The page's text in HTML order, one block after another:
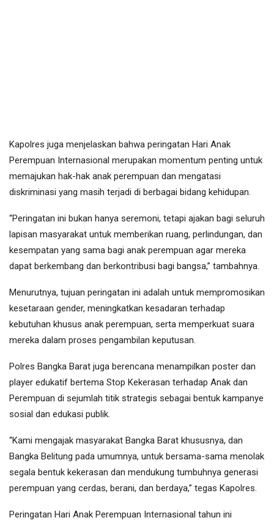
Kapolres juga menjelaskan bahwa peringatan Hari Anak
Perempuan Internasional merupakan momentum penting untuk
memajukan hak-hak anak perempuan dan mengatasi
diskriminasi yang masih terjadi di berbagai bidang kehidupan.
“Peringatan ini bukan hanya seremoni, tetapi ajakan bagi seluruh
lapisan masyarakat untuk memberikan ruang, perlindungan, dan
kesempatan yang sama bagi anak perempuan agar mereka
dapat berkembang dan berkontribusi bagi bangsa,” tambahnya.
Menurutnya, tujuan peringatan ini adalah untuk mempromosikan
kesetaraan gender, meningkatkan kesadaran terhadap
kebutuhan khusus anak perempuan, serta memperkuat suara
mereka dalam proses pengambilan keputusan.
Polres Bangka Barat juga berencana menampilkan poster dan
player edukatif bertema Stop Kekerasan terhadap Anak dan
Perempuan di sejumlah titik strategis sebagai bentuk kampanye
sosial dan edukasi publik.
“Kami mengajak masyarakat Bangka Barat khususnya, dan
Bangka Belitung pada umumnya, untuk bersama-sama menolak
segala bentuk kekerasan dan mendukung tumbuhnya generasi
perempuan yang cerdas, berani, dan berdaya,” tegas Kapolres.
Peringatan Hari Anak Perempuan Internasional tahun ini